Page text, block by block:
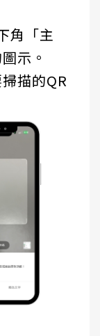
角「主
示。
描的QR